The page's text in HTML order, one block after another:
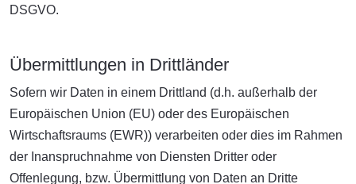
DSGVO.
Übermittlungen in Drittländer
Sofern wir Daten in einem Drittland (d.h. außerhalb der
Europäischen Union (EU) oder des Europäischen
Wirtschaftsraums (EWR)) verarbeiten oder dies im Rahmen
der Inanspruchnahme von Diensten Dritter oder
Offenlegung, bzw. Übermittlung von Daten an Dritte